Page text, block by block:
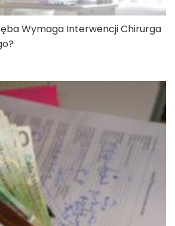
Wymaga Interwencji Chirurga